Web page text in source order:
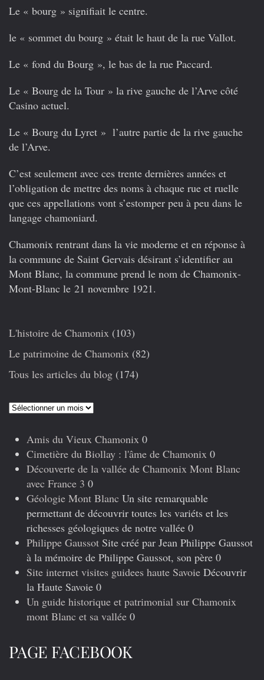
Le « bourg » signifiait le centre.
le « sommet du bourg » était le haut de la rue Vallot.
Le « fond du Bourg », le bas de la rue Paccard.
Le « Bourg de la Tour » la rive gauche de l’Arve côté
Casino actuel.
Le « Bourg du Lyret » l’autre partie de la rive gauche
de l’Arve.
C’est seulement avec ces trente dernières années et
l’obligation de mettre des noms à chaque rue et ruelle
que ces appellations vont s’estomper peu à peu dans le
langage chamoniard.
Chamonix rentrant dans la vie moderne et en réponse à
la commune de Saint Gervais désirant s’identifier au
Mont Blanc, la commune prend le nom de Chamonix-
Mont-Blanc le 21 novembre 1921.
L'histoire de Chamonix (103)
Le patrimoine de Chamonix (82)
Tous les articles du blog (174)
Articles
Amis du Vieux Chamonix 0
Cimetière du Biollay : l'âme de Chamonix 0
Découverte de la vallée de Chamonix Mont Blanc
avec France 3 0
Géologie Mont Blanc Un site remarquable
permettant de découvrir toutes les variéts et les
richesses géologiques de notre vallée 0
Philippe Gaussot Site créé par Jean Philippe Gaussot
à la mémoire de Philippe Gaussot, son père 0
Site internet visites guidees haute Savoie Découvrir
la Haute Savoie 0
Un guide historique et patrimonial sur Chamonix
mont Blanc et sa vallée 0
PAGE FACEBOOK